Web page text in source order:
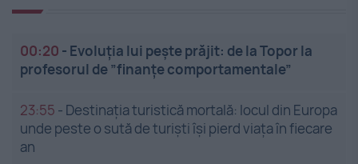
00:20 - Evoluția lui pește prăjit: de la Topor la
profesorul de ”finanțe comportamentale”
23:55 - Destinația turistică mortală: locul din Europa
unde peste o sută de turiști își pierd viața în fiecare
an